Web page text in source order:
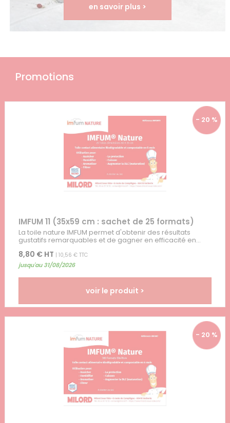
en savoir plus >
Promotions
- 20 %
IMFUM 11 (35x59 cm : sachet de 25 formats)
La toile nature IMFUM permet d'obtenir des résultats
gustatifs remarquables et de gagner en efficacité en...
8,80 € HT | 10,56 € TTC
jusqu'au 31/08/2026
voir le produit >
- 20 %